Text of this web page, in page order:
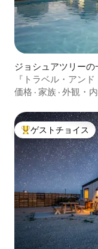
ジョシュアツリーの
『トラベル・アン
ーのジョシュアツリ
価格 · 家族 · 外観・
大好評のゲストチ
ゲストチョイス